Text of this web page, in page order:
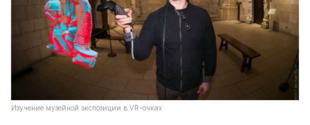
Изучение музейной экспозиции в VR-очках